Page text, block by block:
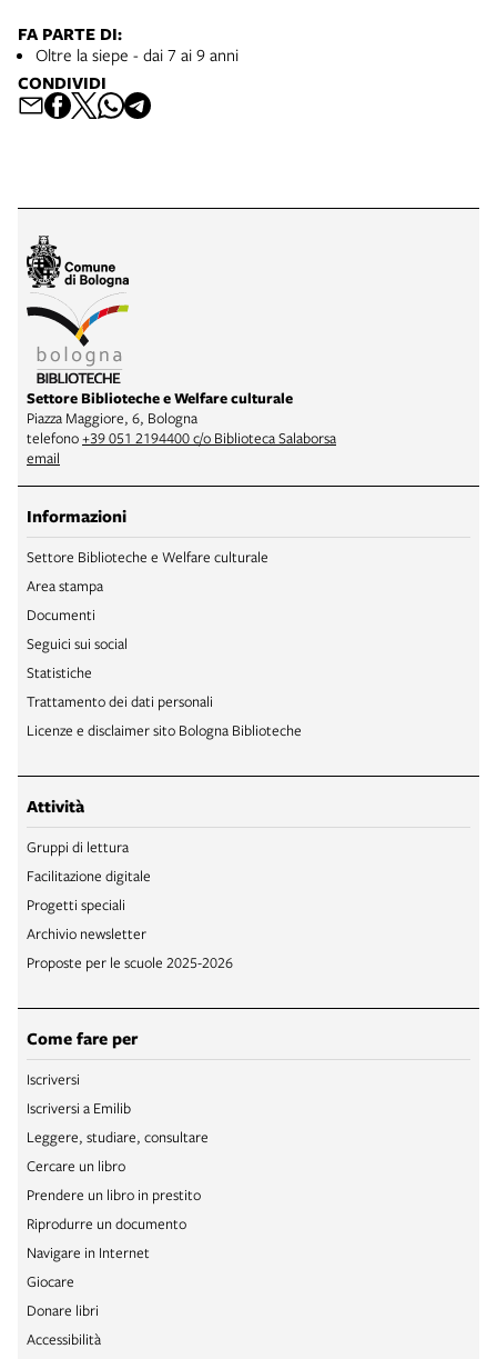
FA PARTE DI:
Oltre la siepe - dai 7 ai 9 anni
CONDIVIDI
Settore Biblioteche e Welfare culturale
Piazza Maggiore, 6, Bologna
telefono+39 051 2194400 c/o Biblioteca Salaborsa
email
Informazioni
Settore Biblioteche e Welfare culturale
Area stampa
Documenti
Seguici sui social
Statistiche
Trattamento dei dati personali
Licenze e disclaimer sito Bologna Biblioteche
Attività
Gruppi di lettura
Facilitazione digitale
Progetti speciali
Archivio newsletter
Proposte per le scuole 2025-2026
Come fare per
Iscriversi
Iscriversi a Emilib
Leggere, studiare, consultare
Cercare un libro
Prendere un libro in prestito
Riprodurre un documento
Navigare in Internet
Giocare
Donare libri
Accessibilità